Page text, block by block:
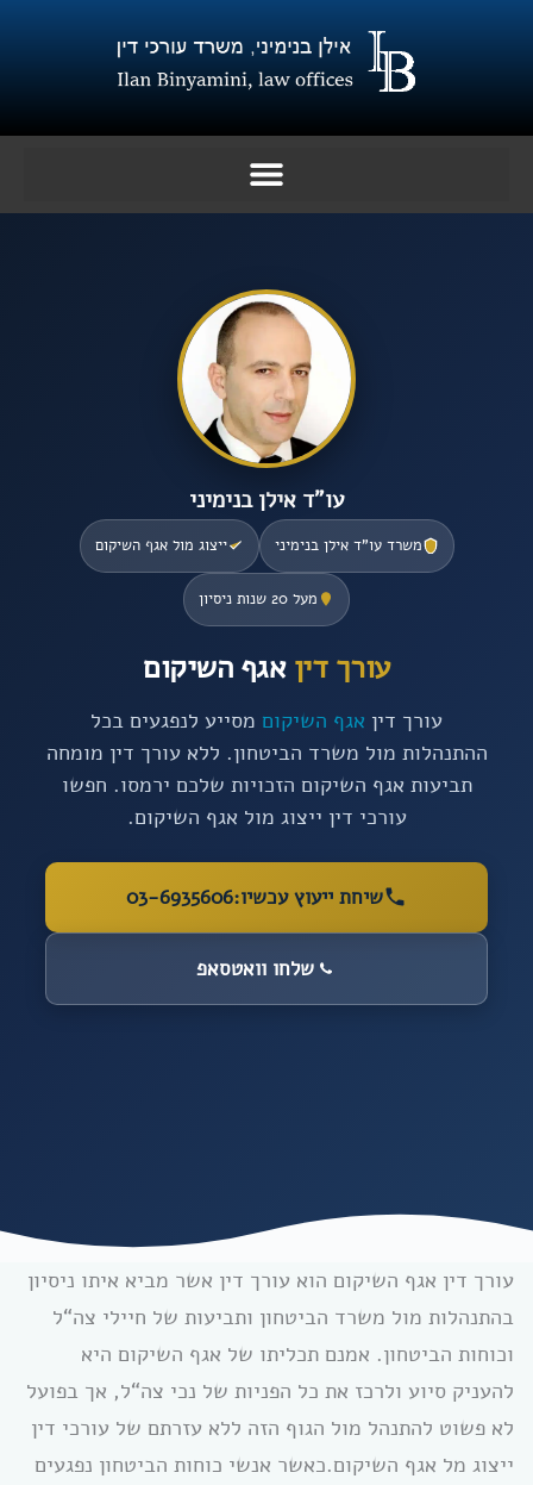
משרד עו”ד אילן בנימיני ייצוג מול אגף השיקום
מעל 20 שנות ניסיון
עורך דין אגף השיקום
עורך דין אגף השיקום מסייע לנפגעים בכל
ההתנהלות מול משרד הביטחון. ללא עורך דין מומחה
תביעות אגף השיקום הזכויות שלכם ירמסו. חפשו
עורכי דין ייצוג מול אגף השיקום.
שיחת ייעוץ עכשיו:03-6935606
שלחו וואטסאפ
עו”ד אילן בנימיני
עורך דין אגף השיקום הוא עורך דין אשר מביא איתו ניסיון
בהתנהלות מול משרד הביטחון ותביעות של חיילי צה“ל
וכוחות הביטחון. אמנם תכליתו של אגף השיקום היא
להעניק סיוע ולרכז את כל הפניות של נכי צה“ל, אך בפועל
לא פשוט להתנהל מול הגוף הזה ללא עזרתם של עורכי דין
ייצוג מל אגף השיקום.כאשר אנשי כוחות הביטחון נפגעים